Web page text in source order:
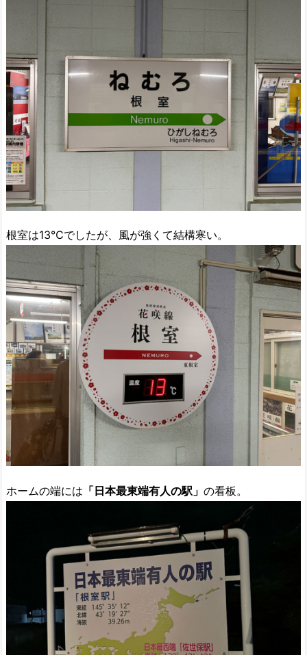
根室は13℃でしたが、風が強くて結構寒い。
ホームの端には 「日本最東端有人の駅」 の看板。